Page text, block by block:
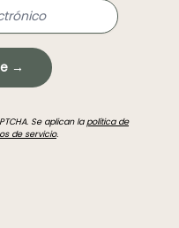
→
Se aplican lapolítica de
de servicio.